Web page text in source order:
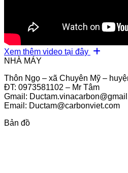
Xem thêm video tại đây
NHÀ MÁY
Thôn Ngọ – xã Chuyên Mỹ –
ĐT: 0973581102 – Mr Tâm
Gmail:
Email: Ductam@carbonviet.com
Bản đồ